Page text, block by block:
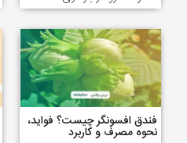
فندق افسونگر چیست؟ فواید،
نحوه مصرف و کاربرد